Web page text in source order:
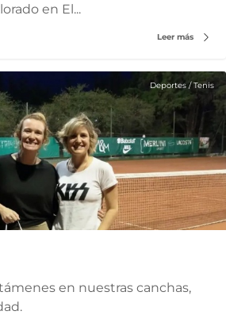
en El...
Leer más
Deportes / Tenis
en nuestras canchas,